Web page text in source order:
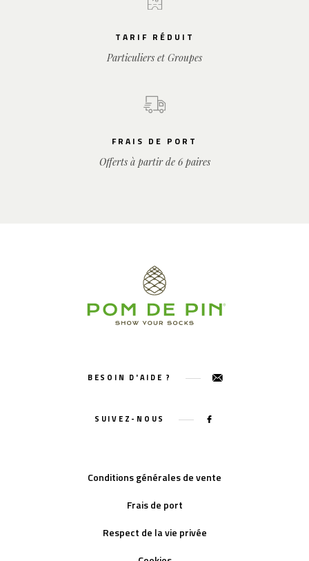
TARIF RÉDUIT
Particuliers et Groupes
FRAIS DE PORT
Offerts à partir de 6 paires
BESOIN D'AIDE ?
SUIVEZ-NOUS
Conditions générales de vente
Frais de port
Respect de la vie privée